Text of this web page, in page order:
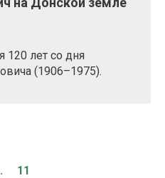
120 лет со дня
(1906–1975).
11